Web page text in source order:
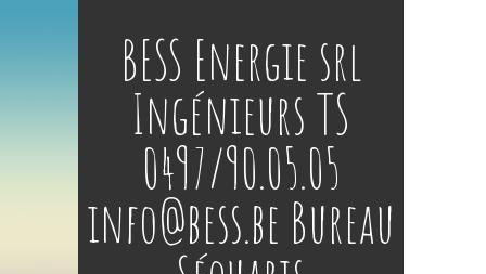
BESS Energie srl
Ingénieurs TS
0497/90.05.05
info@bess.be Bureau